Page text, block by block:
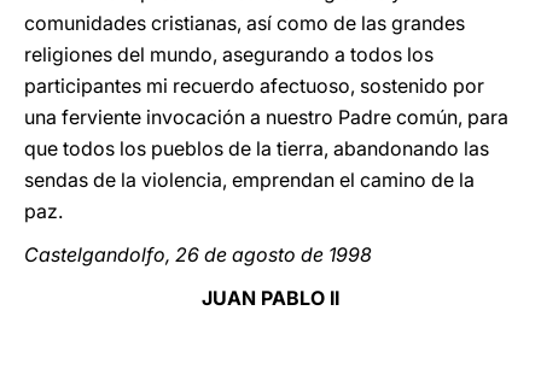
comunidades cristianas, así como de las grandes
religiones del mundo, asegurando a todos los
participantes mi recuerdo afectuoso, sostenido por
una ferviente invocación a nuestro Padre común, para
que todos los pueblos de la tierra, abandonando las
sendas de la violencia, emprendan el camino de la
paz.
Castelgandolfo, 26 de agosto de 1998
JUAN PABLO II